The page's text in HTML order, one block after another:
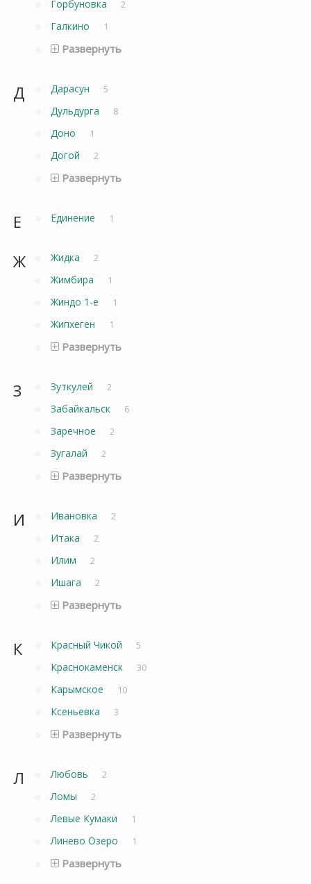
Горбуновка 2
Галкино 1
Развернуть
Д Дарасун 5
Дульдурга 8
Доно 1
Догой 2
Развернуть
Е Единение 1
Ж Жидка 2
Жимбира 1
Жиндо 1-е 1
Жипхеген 1
Развернуть
З Зуткулей 2
Забайкальск 6
Заречное 2
Зугалай 2
Развернуть
И Ивановка 2
Итака 2
Илим 2
Ишага 2
Развернуть
К Красный Чикой 5
Краснокаменск 30
Карымское 10
Ксеньевка 3
Развернуть
Л Любовь 2
Ломы 2
Левые Кумаки 1
Линево Озеро 1
Развернуть